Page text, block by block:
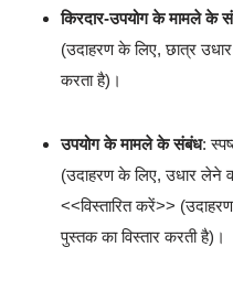
किरदार-उपयोग के मामले के
(उदाहरण के लिए, छात्र
करता है)।
उपयोग के मामले के संबंध:
(उदाहरण के लिए, उधार लेने
<<विस्तारित करें>>
पुस्तक का विस्तार करती है)।